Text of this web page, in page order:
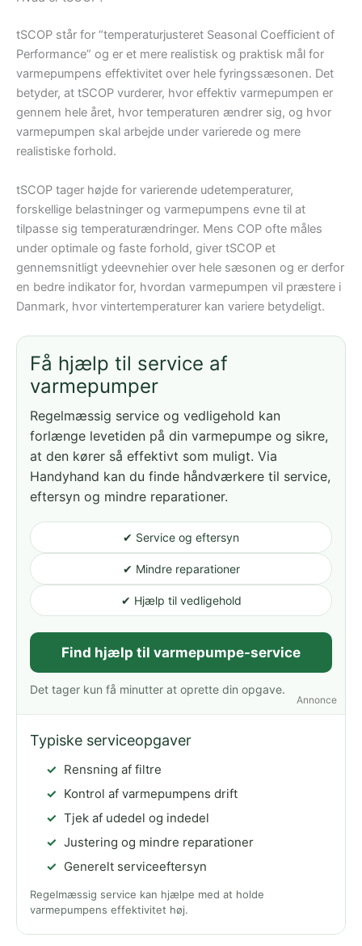
tSCOP står for “temperaturjusteret Seasonal Coefficient of
Performance” og er et mere realistisk og praktisk mål for
varmepumpens effektivitet over hele fyringssæsonen. Det
betyder, at tSCOP vurderer, hvor effektiv varmepumpen er
gennem hele året, hvor temperaturen ændrer sig, og hvor
varmepumpen skal arbejde under varierede og mere
realistiske forhold.
tSCOP tager højde for varierende udetemperaturer,
forskellige belastninger og varmepumpens evne til at
tilpasse sig temperaturændringer. Mens COP ofte måles
under optimale og faste forhold, giver tSCOP et
gennemsnitligt ydeevnehier over hele sæsonen og er derfor
en bedre indikator for, hvordan varmepumpen vil præstere i
Danmark, hvor vintertemperaturer kan variere betydeligt.
Annonce
Få hjælp til service af
varmepumper
Regelmæssig service og vedligehold kan
forlænge levetiden på din varmepumpe og sikre,
at den kører så effektivt som muligt. Via
Handyhand kan du finde håndværkere til service,
eftersyn og mindre reparationer.
✔ Service og eftersyn
✔ Mindre reparationer
✔ Hjælp til vedligehold
Find hjælp til varmepumpe-service
Det tager kun få minutter at oprette din opgave.
Typiske serviceopgaver
Rensning af filtre
Kontrol af varmepumpens drift
Tjek af udedel og indedel
Justering og mindre reparationer
Generelt serviceeftersyn
Regelmæssig service kan hjælpe med at holde
varmepumpens effektivitet høj.